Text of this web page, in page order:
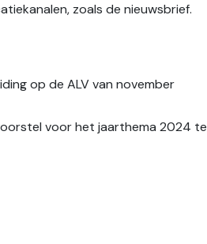
zoals de nieuwsbrief.
op de ALV van november
voor het jaarthema 2024 te